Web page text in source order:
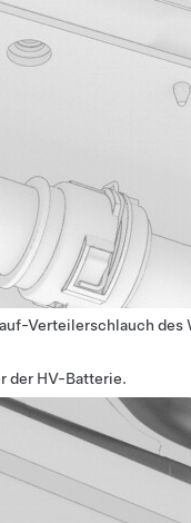
Verteilerschlauch
der HV-Batterie.